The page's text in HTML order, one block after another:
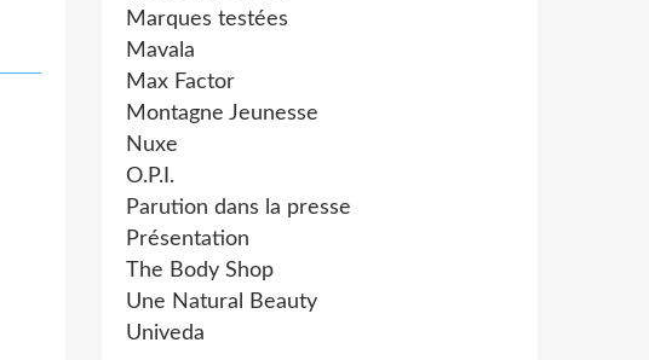
Marques testées
Mavala
Max Factor
Montagne Jeunesse
Nuxe
O.P.I.
Parution dans la presse
Présentation
The Body Shop
Une Natural Beauty
Univeda